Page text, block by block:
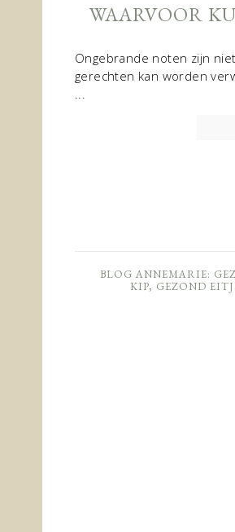
WAARVOOR
Ongebrande noten zijn
gerechten kan worden
BLOG ANNEMARIE:
KIP, GEZOND